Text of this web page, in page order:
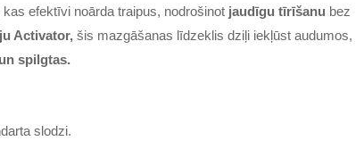
kas efektīvi noārda traipus, nodrošinot jaudīgu tīrīšanu bez
Activator, šis mazgāšanas līdzeklis dziļi iekļūst audumos,
spilgtas.
slodzi.